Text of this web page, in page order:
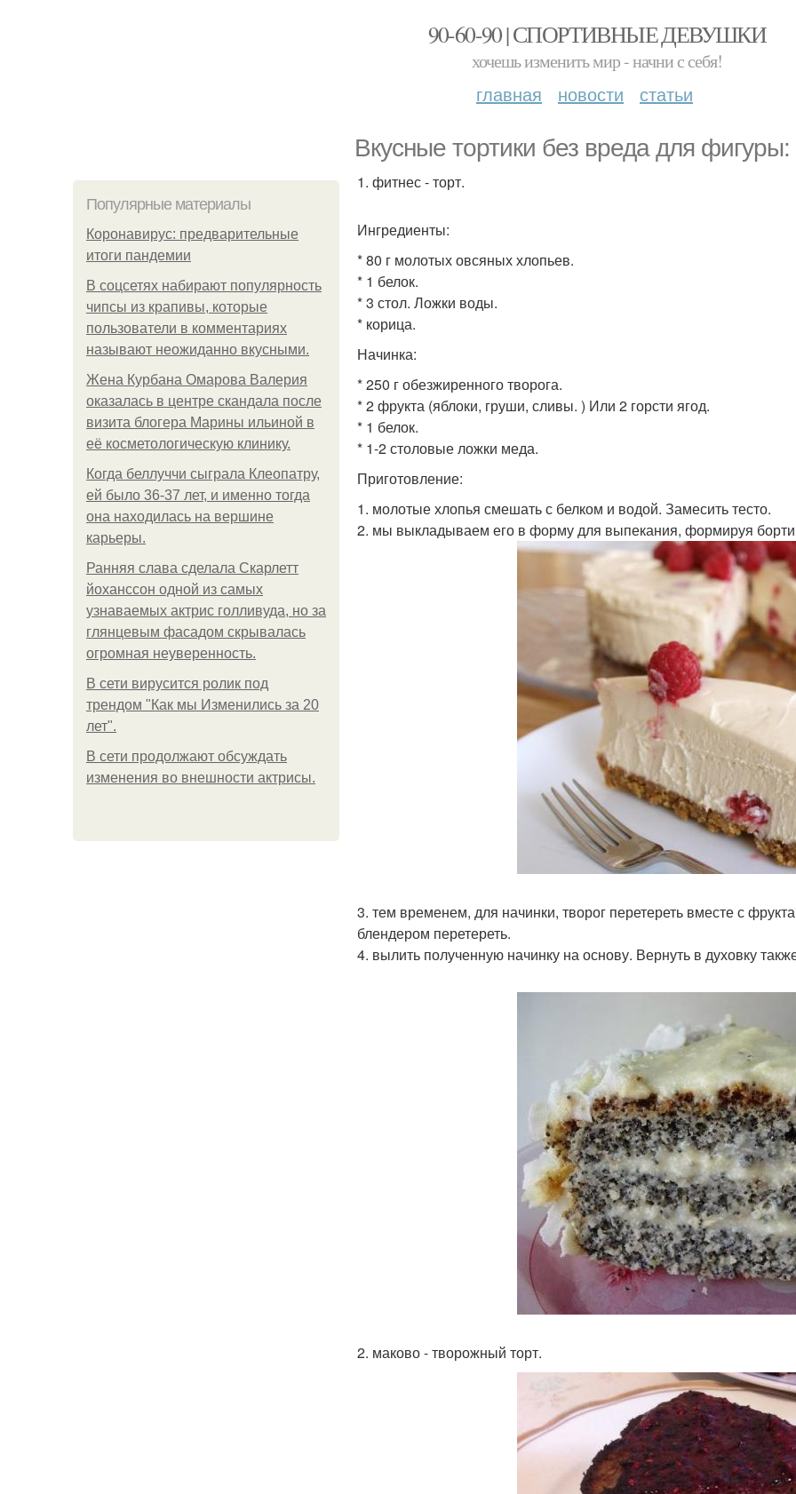
90-60-90 | СПОРТИВНЫЕ ДЕВУШКИ
хочешь изменить мир - начни с себя!
главная новости статьи
Вкусные тортики без вреда для
Популярные материалы
Коронавирус: предварительные
итоги пандемии
В соцсетях набирают популярность
чипсы из крапивы, которые
пользователи в комментариях
называют неожиданно вкусными.
Жена Курбана Омарова Валерия
оказалась в центре скандала после
визита блогера Марины ильиной в
её косметологическую клинику.
Когда беллуччи сыграла Клеопатру,
ей было 36-37 лет, и именно тогда
она находилась на вершине
карьеры.
Ранняя слава сделала Скарлетт
йоханссон одной из самых
узнаваемых актрис голливуда, но за
глянцевым фасадом скрывалась
огромная неуверенность.
В сети вирусится ролик под
трендом "Как мы Изменились за 20
лет".
В сети продолжают обсуждать
изменения во внешности актрисы.
1. фитнес - торт.
Ингредиенты:
* 80 г молотых овсяных хлопьев.
* 1 белок.
* 3 стол. Ложки воды.
* корица.
Начинка:
* 250 г обезжиренного творога.
* 2 фрукта (яблоки, груши, сливы. ) Или 2 горсти ягод.
* 1 белок.
* 1-2 столовые ложки меда.
Приготовление:
1. молотые хлопья смешать с белком и водой. Замесить тесто.
2. мы выкладываем его в форму для выпекания, формируя
3. тем временем, для начинки, творог перетереть вместе с
блендером перетереть.
4. вылить полученную начинку на основу. Вернуть в духовку
2. маково - творожный торт.